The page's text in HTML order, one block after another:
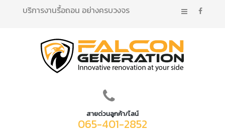
บริการงานรื้อถอน อย่างครบวงจร
สายด่วนลูกค้า/ไลน์
065-401-2852